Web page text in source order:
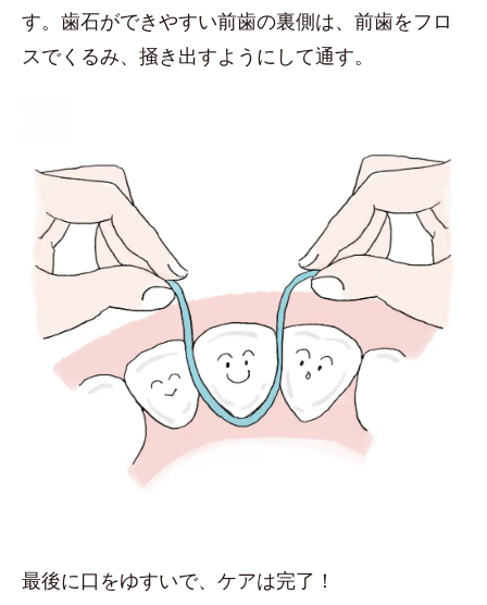
す。歯石ができやすい前歯の裏側は、前歯をフロ
スでくるみ、掻き出すようにして通す。
最後に口をゆすいで、ケアは完了！